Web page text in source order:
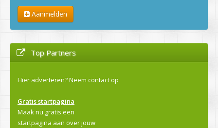
Aanmelden
Top Partners
Hier adverteren?Neem contact op
Gratis startpagina
Maak nu gratis een
startpagina aan over jouw